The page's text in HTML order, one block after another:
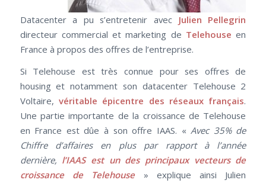
Datacenter a pu s’entretenir avec Julien Pellegrin
directeur commercial et marketing de Telehouse en
France à propos des offres de l’entreprise.
Si Telehouse est très connue pour ses offres de
housing et notamment son datacenter Telehouse 2
Voltaire, véritable épicentre des réseaux français.
Une partie importante de la croissance de Telehouse
en France est dûe à son offre IAAS. «Avec 35% de
Chiffre d’affaires en plus par rapport à l’année
dernière, l’IAAS est un des principaux vecteurs de
croissance de Telehouse» explique ainsi Julien